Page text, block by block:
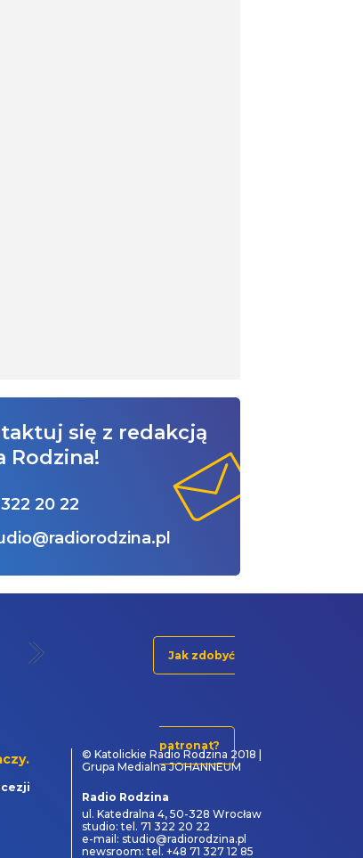
się z redakcją
Rodzina!
322 20 22
Jak zdobyć
patronat?
© Katolickie Radio Rodzina 2018 |
Grupa Medialna JOHANNEUM
Radio Rodzina
ul. Katedralna 4, 50-328 Wrocław
studio: tel. 71 322 20 22
e-mail: studio@radiorodzina.pl
newsroom: tel. +48 71 327 12 85